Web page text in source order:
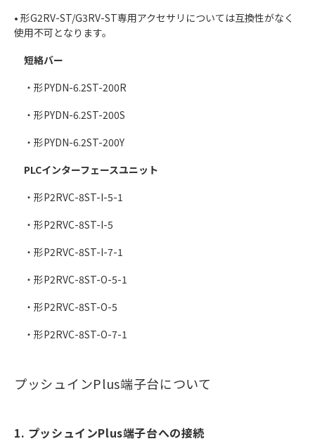
• 形G2RV-ST/G3RV-ST専用アクセサリについては互換性がなく
使用不可となります。
短絡バー
・形PYDN-6.2ST-200R
・形PYDN-6.2ST-200S
・形PYDN-6.2ST-200Y
PLCインターフェースユニット
・形P2RVC-8ST-I-5-1
・形P2RVC-8ST-I-5
・形P2RVC-8ST-I-7-1
・形P2RVC-8ST-O-5-1
・形P2RVC-8ST-O-5
・形P2RVC-8ST-O-7-1
プッシュインPlus端子台について
1. プッシュインPlus端子台への接続